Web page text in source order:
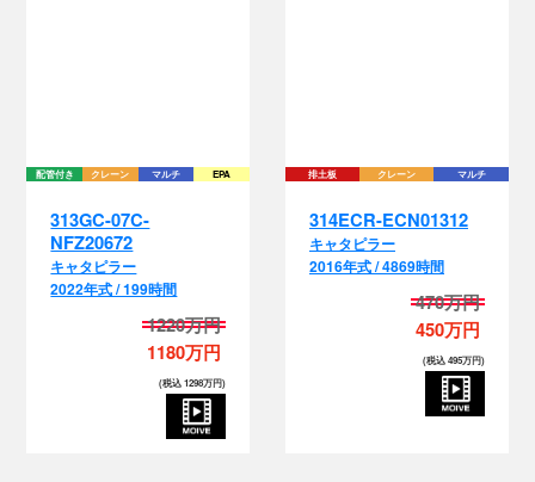
配管付き クレーン マルチ EPA
313GC-07C-
NFZ20672
キャタピラー
2022年式 / 199時間
1220万円
1180万円
(税込 1298万円)
排土板 クレーン マルチ
314ECR-ECN01312
キャタピラー
2016年式 / 4869時間
470万円
450万円
(税込 495万円)